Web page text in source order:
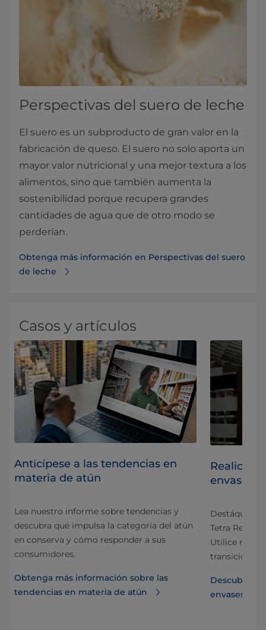
Perspectivas del suero de leche
El suero es un subproducto de gran valor en la
fabricación de queso. El suero no solo aporta un
mayor valor nutricional y una mejor textura a los
alimentos, sino que también aumenta la
sostenibilidad porque recupera grandes
cantidades de agua que de otro modo se
perderían.
Obtenga más información en Perspectivas del suero
de leche
Casos y artículos
Anticípese a las tendencias en
materia de atún
Lea nuestro informe sobre tendencias y
descubra qué impulsa la categoría del atún
en conserva y cómo responder a sus
consumidores.
Obtenga más información sobre las
tendencias en materia de atún
Realice
envases
Destáquese
Tetra
Utilice
transición
Descubra
envases de